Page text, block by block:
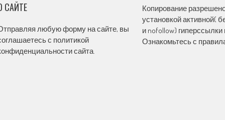
САЙТЕ
любую форму на сайте, вы
с политикой
сайта.
Копирование
установкой активной(
и nofollow) гиперссылки
Ознакомьтесь с